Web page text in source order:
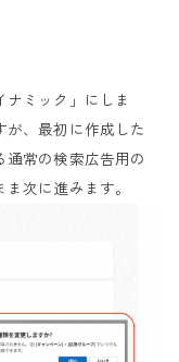
ミック」にしま
、最初に作成した
常の検索広告用の
次に進みます。